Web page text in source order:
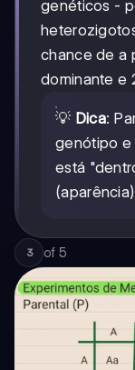
genéticos -
chance de a
dominante e
💡 Dica:
genótipo
está
3 of 5